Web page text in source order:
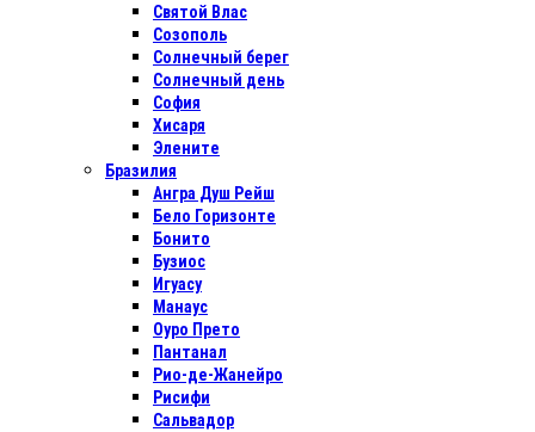
Святой Влас
Созополь
Солнечный берег
Солнечный день
София
Хисаря
Элените
Бразилия
Ангра Душ Рейш
Бело Горизонте
Бонито
Бузиос
Игуасу
Манаус
Оуро Прето
Пантанал
Рио-де-Жанейро
Рисифи
Сальвадор